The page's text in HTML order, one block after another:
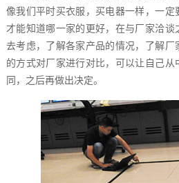
像我们平时买衣服，买电器一样，一定
才能知道哪一家的更好，在与厂家洽谈
去考虑，了解各家产品的情况，了解厂
的方式对厂家进行对比，可以让自己
同，之后再做出决定。